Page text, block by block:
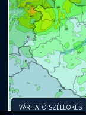
VÁRHATÓ SZÉLLÖKÉS